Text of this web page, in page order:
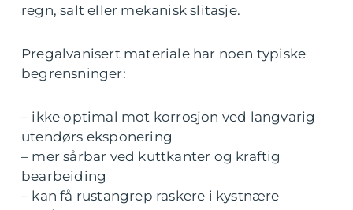
regn, salt eller mekanisk slitasje.
Pregalvanisert materiale har noen typiske
begrensninger:
– ikke optimal mot korrosjon ved langvarig
utendørs eksponering
– mer sårbar ved kuttkanter og kraftig
bearbeiding
– kan få rustangrep raskere i kystnære